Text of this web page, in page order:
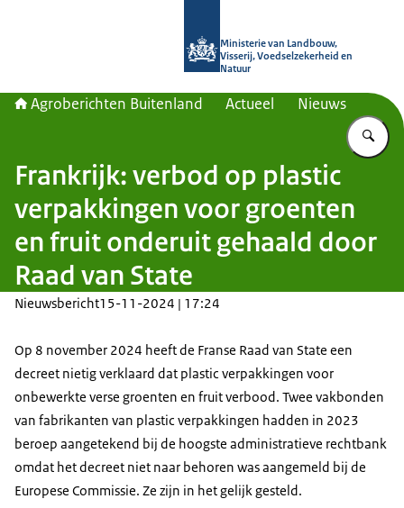
Ministerie van Landbouw,
Visserij, Voedselzekerheid en
Natuur
Agroberichten Buitenland Actueel Nieuws
Frankrijk: verbod op plastic
verpakkingen voor groenten
en fruit onderuit gehaald door
Raad van State
Nieuwsbericht15-11-2024 | 17:24
Op 8 november 2024 heeft de Franse Raad van State een
decreet nietig verklaard dat plastic verpakkingen voor
onbewerkte verse groenten en fruit verbood. Twee vakbonden
van fabrikanten van plastic verpakkingen hadden in 2023
beroep aangetekend bij de hoogste administratieve rechtbank
omdat het decreet niet naar behoren was aangemeld bij de
Europese Commissie. Ze zijn in het gelijk gesteld.